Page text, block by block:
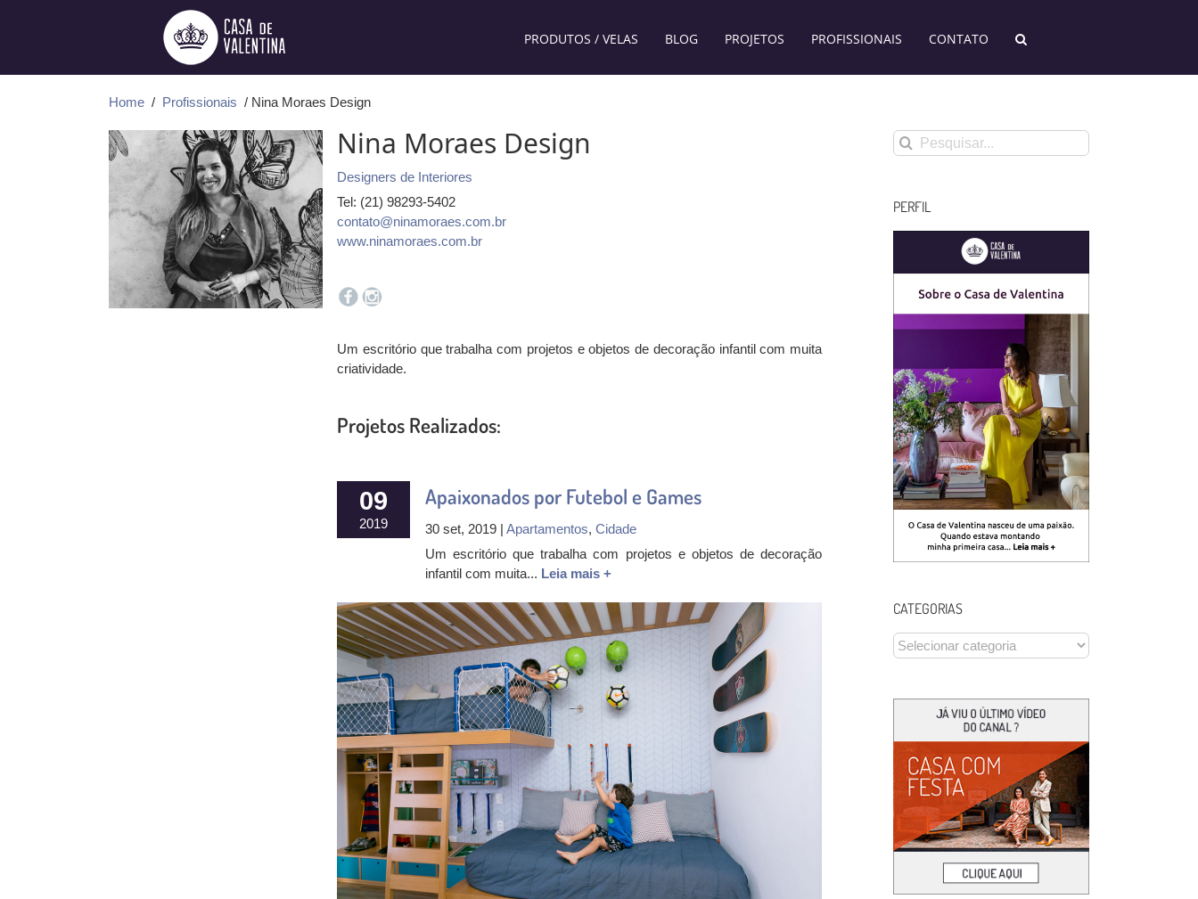
PRODUTOS / VELAS BLOG PROJETOS PROFISSIONAIS CONTATO
Home / Profissionais / Nina Moraes Design
Nina Moraes Design
Designers de Interiores
Tel: (21) 98293-5402
contato@ninamoraes.com.br
www.ninamoraes.com.br
Um escritório que trabalha com projetos e objetos de decoração infantil com muita
criatividade.
Projetos Realizados:
09
2019
Apaixonados por Futebol e Games
30 set, 2019 | Apartamentos, Cidade
Um escritório que trabalha com projetos e objetos de decoração
infantil com muita... Leia mais +
Buscar
resultados
PERFIL
CATEGORIAS
CATEGORIAS